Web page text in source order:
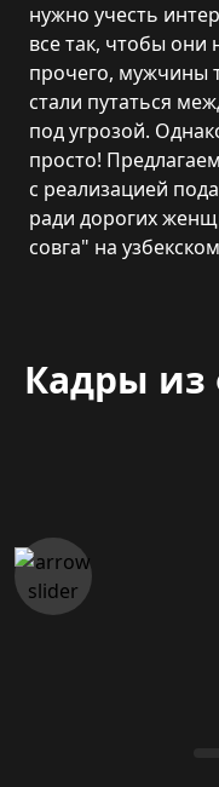
нужно учесть
все так, чтобы они
прочего, мужчины
стали путаться
под угрозой.
просто!
с реализацией
ради дорогих
совга" на
Кадры